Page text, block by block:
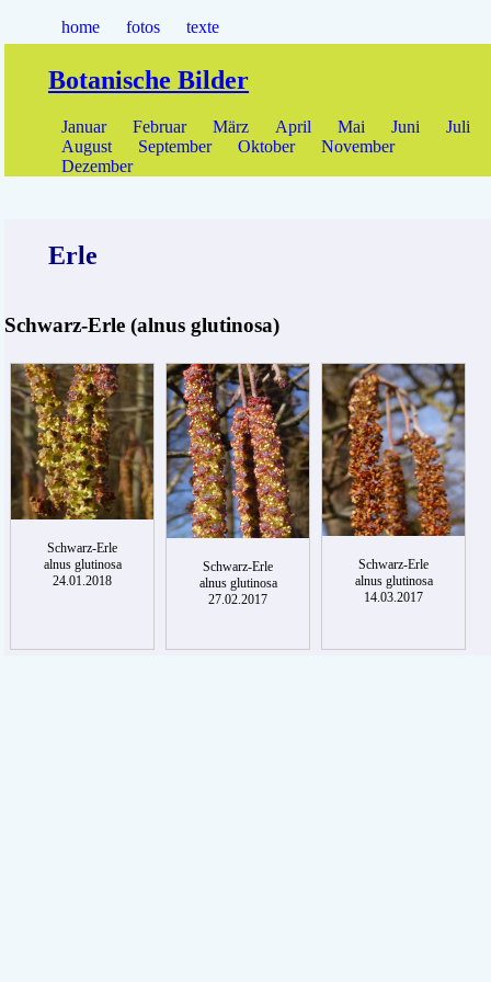
home fotos texte
Botanische Bilder
Januar Februar März April Mai Juni
Juli
August
September Oktober
November
Dezember
Erle
Schwarz-Erle (alnus glutinosa)
Schwarz-Erle
alnus glutinosa
24.01.2018
Schwarz-Erle
alnus glutinosa
27.02.2017
Schwarz-Erle
alnus glutinosa
14.03.2017